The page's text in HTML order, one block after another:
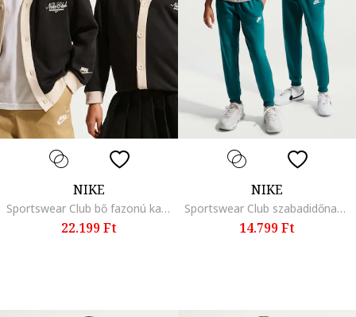
NIKE
Sportswear Club bő fazonú kardigán, Fekete, Bézs,
22.199 Ft
NIKE
Sportswear Club szabadidőnadrág ferde zsebekkel
14.799 Ft